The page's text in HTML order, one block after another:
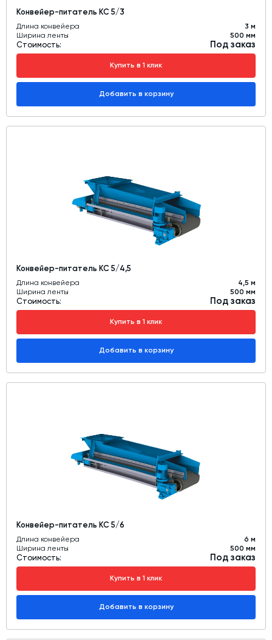
Конвейер-питатель КС 5/3
Длина конвейера
3 м
Ширина ленты
500 мм
Стоимость: Под заказ
Купить в 1 клик
Добавить в корзину
Конвейер-питатель КС 5/4,5
Длина конвейера
4,5 м
Ширина ленты
500 мм
Стоимость: Под заказ
Купить в 1 клик
Добавить в корзину
Конвейер-питатель КС 5/6
Длина конвейера
6 м
Ширина ленты
500 мм
Стоимость: Под заказ
Купить в 1 клик
Добавить в корзину